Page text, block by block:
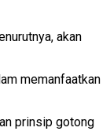
akan
memanfaatkan
prinsip gotong